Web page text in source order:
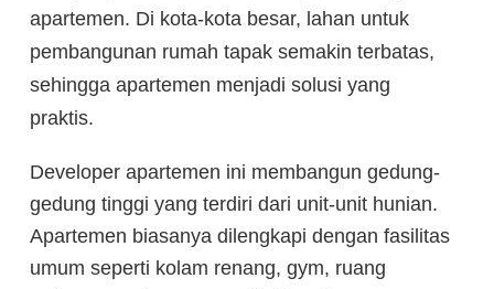
apartemen. Di kota-kota besar, lahan untuk
pembangunan rumah tapak semakin terbatas,
sehingga apartemen menjadi solusi yang
praktis.
Developer apartemen ini membangun gedung-
gedung tinggi yang terdiri dari unit-unit hunian.
Apartemen biasanya dilengkapi dengan fasilitas
umum seperti kolam renang, gym, ruang